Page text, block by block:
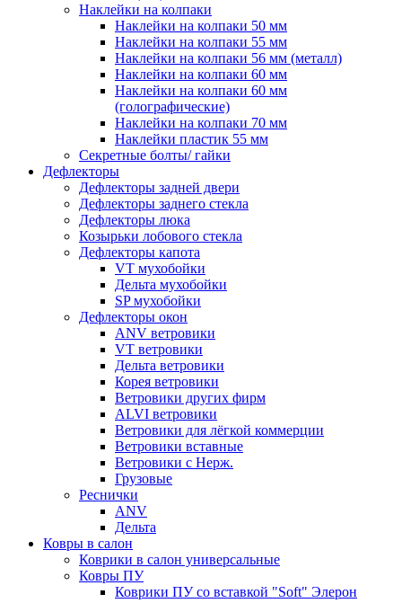
Наклейки на колпаки
Наклейки на колпаки 50 мм
Наклейки на колпаки 55 мм
Наклейки на колпаки 56 мм (металл)
Наклейки на колпаки 60 мм
Наклейки на колпаки 60 мм
(голографические)
Наклейки на колпаки 70 мм
Наклейки пластик 55 мм
Секретные болты/ гайки
Дефлекторы
Дефлекторы задней двери
Дефлекторы заднего стекла
Дефлекторы люка
Козырьки лобового стекла
Дефлекторы капота
VT мухобойки
Дельта мухобойки
SP мухобойки
Дефлекторы окон
ANV ветровики
VT ветровики
Дельта ветровики
Корея ветровики
Ветровики других фирм
ALVI ветровики
Ветровики для лёгкой коммерции
Ветровики вставные
Ветровики с Нерж.
Грузовые
Реснички
ANV
Дельта
Ковры в салон
Коврики в салон универсальные
Ковры ПУ
Коврики ПУ со вставкой "Soft" Элерон